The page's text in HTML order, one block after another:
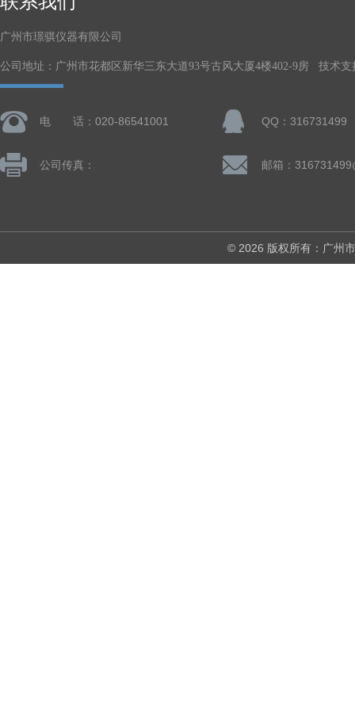
广州市璟骐仪器有限公司
公司地址：广州市花都区新华三东大道93号古风大厦4楼402-9房 技术支
电 话：020-86541001 QQ：316731499
公司传真： 邮箱：
© 2026 版权所有：广州